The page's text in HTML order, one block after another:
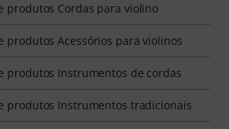
produtos Cordas para violino
produtos Acessórios para violinos
produtos Instrumentos de cordas
produtos Instrumentos tradicionais